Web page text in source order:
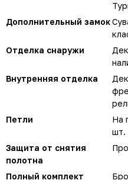
Дополнительный замок
Отделка снаружи
Внутренняя отделка
Петли
На
шт.
Защита от снятия
полотна
Полный комплект